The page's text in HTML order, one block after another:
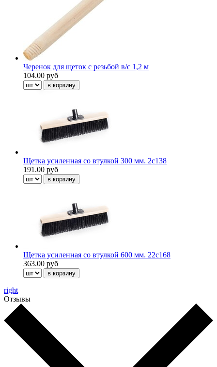
Черенок для щеток с резьбой в/с 1,2 м
104.00 руб
Щетка усиленная со втулкой 300 мм. 2с138
191.00 руб
Щетка усиленная со втулкой 600 мм. 22с168
363.00 руб
right
Отзывы